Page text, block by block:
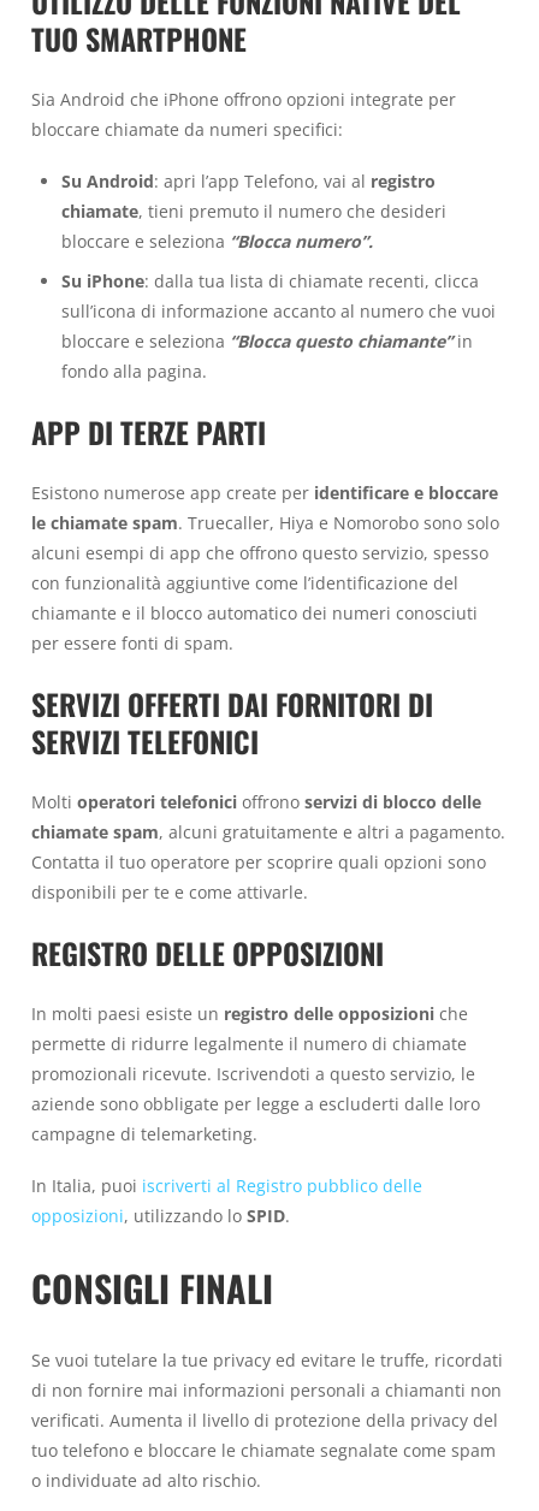
TUO SMARTPHONE
Sia Android che iPhone offrono opzioni integrate per
bloccare chiamate da numeri specifici:
Su Android: apri l’app Telefono, vai al registro
chiamate, tieni premuto il numero che desideri
bloccare e seleziona “Blocca numero”.
Su iPhone: dalla tua lista di chiamate recenti, clicca
sull’icona di informazione accanto al numero che vuoi
bloccare e seleziona “Blocca questo chiamante”in
fondo alla pagina.
APP DI TERZE PARTI
Esistono numerose app create per identificare e bloccare
le chiamate spam. Truecaller, Hiya e Nomorobo sono solo
alcuni esempi di app che offrono questo servizio, spesso
con funzionalità aggiuntive come l’identificazione del
chiamante e il blocco automatico dei numeri conosciuti
per essere fonti di spam.
SERVIZI OFFERTI DAI FORNITORI DI
SERVIZI TELEFONICI
Molti operatori telefonici offrono servizi di blocco delle
chiamate spam, alcuni gratuitamente e altri a pagamento.
Contatta il tuo operatore per scoprire quali opzioni sono
disponibili per te e come attivarle.
REGISTRO DELLE OPPOSIZIONI
In molti paesi esiste un registro delle opposizioni che
permette di ridurre legalmente il numero di chiamate
promozionali ricevute. Iscrivendoti a questo servizio, le
aziende sono obbligate per legge a escluderti dalle loro
campagne di telemarketing.
In Italia, puoi iscriverti al Registro pubblico delle
opposizioni, utilizzando lo SPID.
CONSIGLI FINALI
Se vuoi tutelare la tue privacy ed evitare le truffe, ricordati
di non fornire mai informazioni personali a chiamanti non
verificati. Aumenta il livello di protezione della privacy del
tuo telefono e bloccare le chiamate segnalate come spam
o individuate ad alto rischio.